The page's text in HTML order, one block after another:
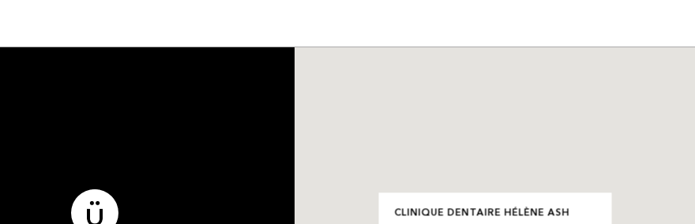
CLINIQUE DENTAIRE HÉLÈNE ASH